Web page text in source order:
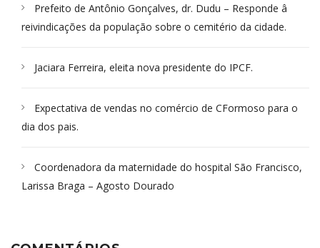
Prefeito de Antônio Gonçalves, dr. Dudu – Responde â
reivindicações da população sobre o cemitério da cidade.
Jaciara Ferreira, eleita nova presidente do IPCF.
Expectativa de vendas no comércio de CFormoso para o
dia dos pais.
Coordenadora da maternidade do hospital São Francisco,
Larissa Braga – Agosto Dourado